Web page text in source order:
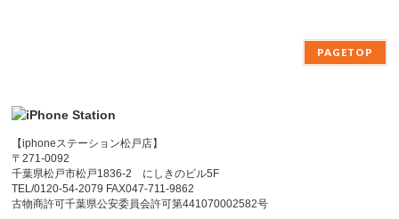
PAGETOP
【iphoneステーション松戸店】
〒271-0092
千葉県松戸市松戸1836-2 にしきのビル5F
TEL/0120-54-2079 FAX047-711-9862
古物商許可千葉県公安委員会許可第441070002582号